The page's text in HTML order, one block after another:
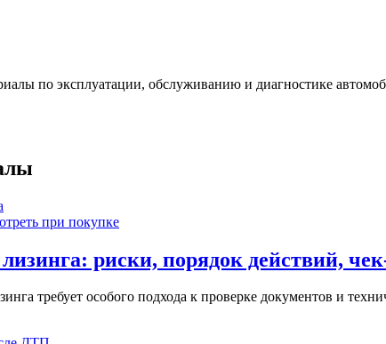
по эксплуатации, обслуживанию и диагностике
при покупке
риски, порядок действий,
требует особого подхода к проверке документов и